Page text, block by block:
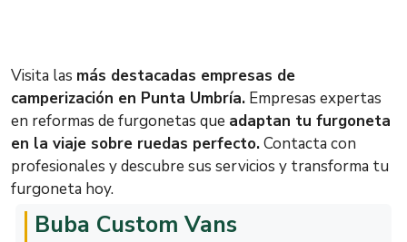
Visita las más destacadas empresas de
camperización en Punta Umbría. Empresas expertas
en reformas de furgonetas que adaptan tu furgoneta
en la viaje sobre ruedas perfecto.Contacta con
profesionales y descubre sus servicios y transforma tu
furgoneta hoy.
Buba Custom Vans